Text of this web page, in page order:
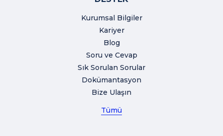
Kurumsal Bilgiler
Kariyer
Blog
Soru ve Cevap
Sık Sorulan Sorular
Dokümantasyon
Bize Ulaşın
Tümü